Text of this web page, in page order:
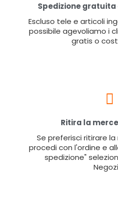
Spedizione
Escluso tele e articoli
possibile agevoliamo i
gratis o
Ritira la
Se preferisci ritirare
procedi con l'ordine e
spedizione"